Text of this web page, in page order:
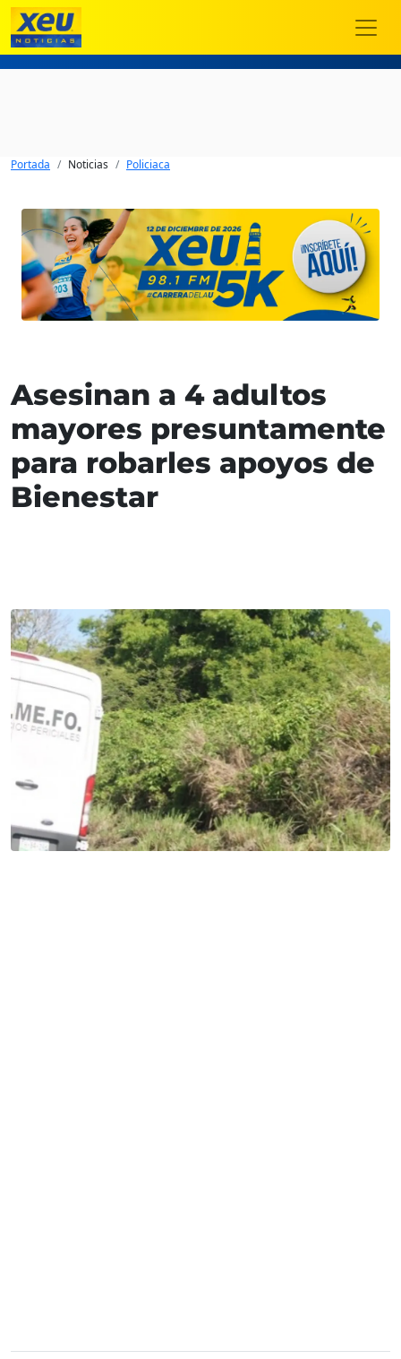
Portada Noticias Policiaca
Asesinan a 4 adultos
mayores presuntamente
para robarles apoyos de
Bienestar